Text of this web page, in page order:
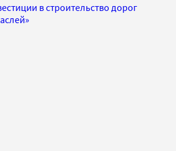
в строительство дорог